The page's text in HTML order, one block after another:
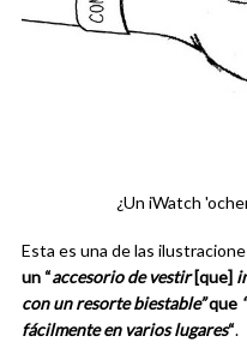
¿Un iWatch
Esta es una de las
un “accesorio de vestir[que]
con un resorte biestable”que
fácilmente en varios lugares“.